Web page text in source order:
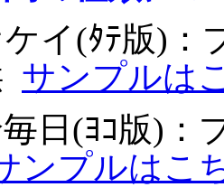
イ(ﾀﾃ版) ：
サンプルは
日(ﾖｺ版) ：
ンプルはこ